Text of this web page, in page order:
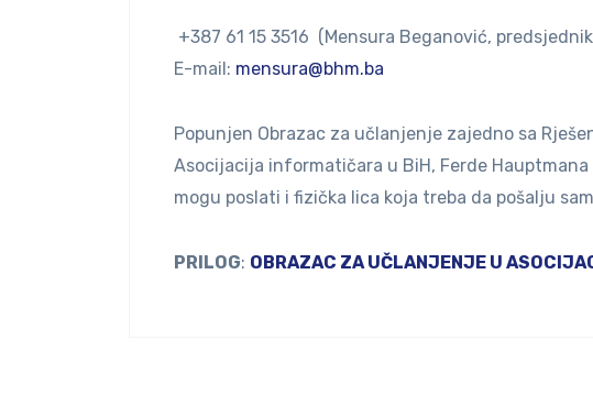
+387 61 15 3516 (Mensura Beganović,
E-mail: mensura@bhm.ba
Popunjen Obrazac za učlanjenje zajedno sa
Asocijacija informatičara u BiH, Ferde
mogu poslati i fizička lica koja treba da pošalju
PRILOG: OBRAZAC ZA UČLANJENJE U